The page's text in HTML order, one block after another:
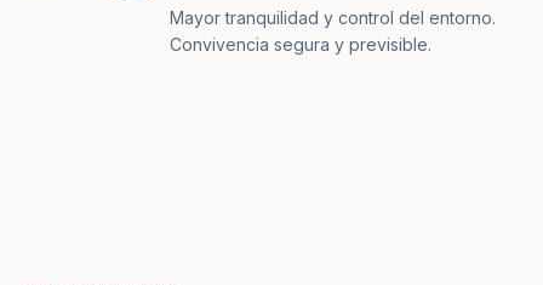
Mayor tranquilidad y control del entorno.
Convivencia segura y previsible.